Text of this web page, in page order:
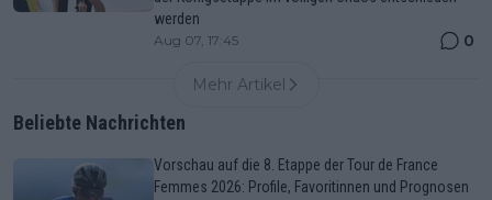
werden
Aug 07, 17:45 0
Mehr Artikel
Beliebte Nachrichten
Vorschau auf die 8. Etappe der Tour de France
Femmes 2026: Profile, Favoritinnen und Prognosen